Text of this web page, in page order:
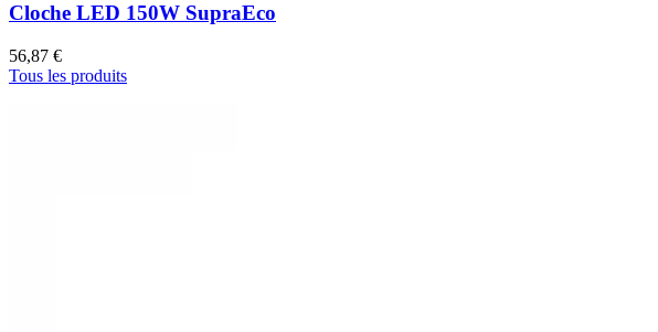
Cloche LED 150W SupraEco
56,87 €
Tous les produits